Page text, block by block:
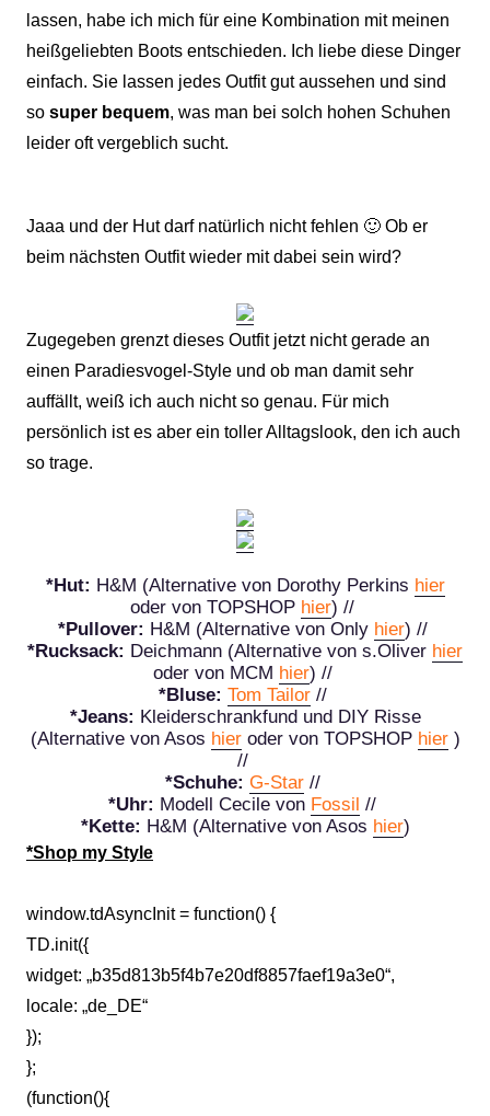
lassen, habe ich mich für eine Kombination mit meinen
heißgeliebten Boots entschieden. Ich liebe diese Dinger
einfach. Sie lassen jedes Outfit gut aussehen und sind
so super bequem, was man bei solch hohen Schuhen
leider oft vergeblich sucht.
Jaaa und der Hut darf natürlich nicht fehlen 🙂 Ob er
beim nächsten Outfit wieder mit dabei sein wird?
Zugegeben grenzt dieses Outfit jetzt nicht gerade an
einen Paradiesvogel-Style und ob man damit sehr
auffällt, weiß ich auch nicht so genau. Für mich
persönlich ist es aber ein toller Alltagslook, den ich auch
so trage.
*Hut: H&M (Alternative von Dorothy Perkins hier
oder von TOPSHOP hier) //
*Pullover: H&M (Alternative von Only hier) //
*Rucksack: Deichmann (Alternative von s.Oliver hier
oder von MCM hier) //
*Bluse: Tom Tailor//
*Jeans: Kleiderschrankfund und DIY Risse
(Alternative von Asos hieroder von TOPSHOP hier)
//
*Schuhe: G-Star//
*Uhr: Modell Cecile von Fossil //
*Kette: H&M (Alternative von Asos hier)
*Shop my Style
window.tdAsyncInit = function() {
TD.init({
widget: „b35d813b5f4b7e20df8857faef19a3e0“,
locale: „de_DE“
});
};
(function(){